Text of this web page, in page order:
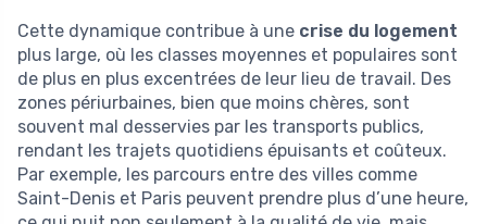
Cette dynamique contribue à une crise du logement
plus large, où les classes moyennes et populaires sont
de plus en plus excentrées de leur lieu de travail. Des
zones périurbaines, bien que moins chères, sont
souvent mal desservies par les transports publics,
rendant les trajets quotidiens épuisants et coûteux.
Par exemple, les parcours entre des villes comme
Saint-Denis et Paris peuvent prendre plus d’une heure,